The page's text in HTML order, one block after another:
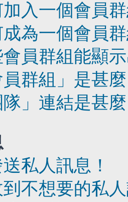
入一個會員
為一個會員
員群組能顯
員群組」是甚
隊」連結是甚
私人訊息！
不想要的私